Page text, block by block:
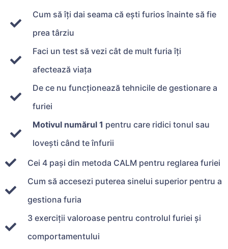
Cum să îți dai seama că ești furios înainte să fie
prea târziu
Faci un test să vezi cât de mult furia îți
afectează viața
De ce nu funcționează tehnicile de gestionare a
furiei
Motivul numărul 1 pentru care ridici tonul sau
lovești când te înfurii
Cei 4 pași din metoda CALM pentru reglarea furiei
Cum să accesezi puterea sinelui superior pentru a
gestiona furia
3 exerciții valoroase pentru controlul furiei și
comportamentului